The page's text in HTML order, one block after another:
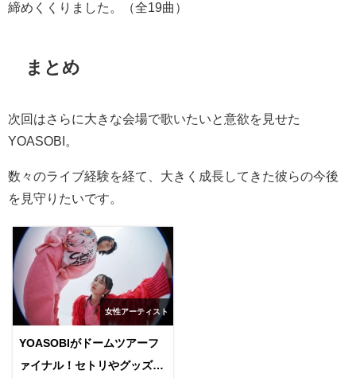
締めくくりました。（全19曲）
まとめ
次回はさらに大きな会場で歌いたいと意欲を見せた
YOASOBI
数々のライブ経験を経て、大きく成長してきた彼らの今後
を見守りたいです。
女性アーティスト
YOASOBIがドームツアーフ
ァイナル！セトリやグッズや